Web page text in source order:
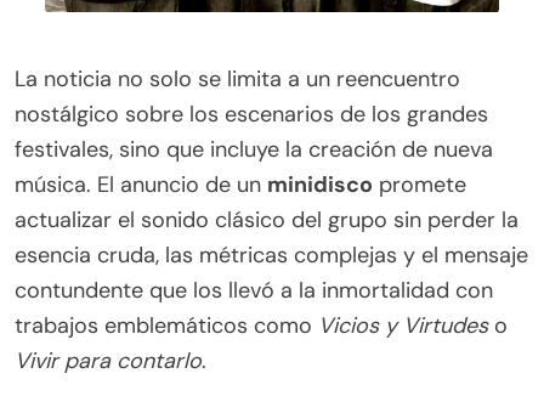
La noticia no solo se limita a un reencuentro
nostálgico sobre los escenarios de los grandes
festivales, sino que incluye la creación de nueva
música. El anuncio de un minidisco promete
actualizar el sonido clásico del grupo sin perder la
esencia cruda, las métricas complejas y el mensaje
contundente que los llevó a la inmortalidad con
trabajos emblemáticos como Vicios y Virtudeso
Vivir para contarlo.